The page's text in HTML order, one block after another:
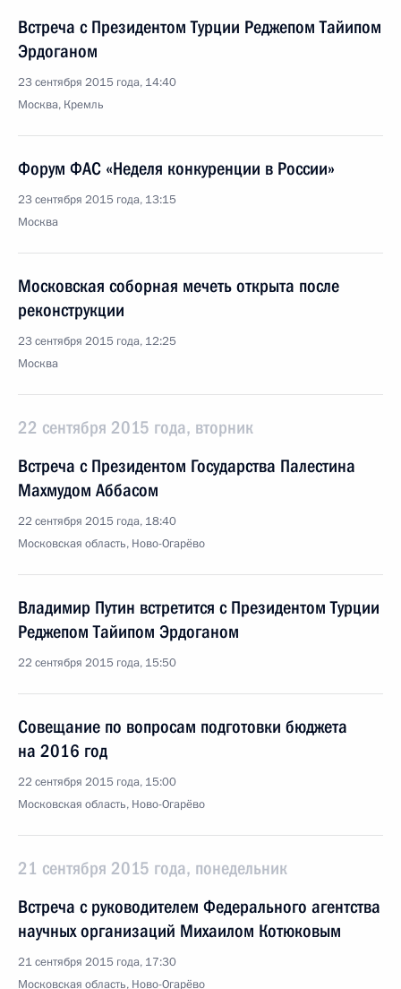
Встреча с Президентом Турции Реджепом Тайипом
Эрдоганом
23 сентября 2015 года, 14:40
Москва, Кремль
Форум ФАС «Неделя конкуренции в России»
23 сентября 2015 года, 13:15
Москва
Московская соборная мечеть открыта после
реконструкции
23 сентября 2015 года, 12:25
Москва
22 сентября 2015 года, вторник
Встреча с Президентом Государства Палестина
Махмудом Аббасом
22 сентября 2015 года, 18:40
Московская область, Ново-Огарёво
Владимир Путин встретится с Президентом Турции
Реджепом Тайипом Эрдоганом
22 сентября 2015 года, 15:50
Совещание по вопросам подготовки бюджета
на 2016 год
22 сентября 2015 года, 15:00
Московская область, Ново-Огарёво
21 сентября 2015 года, понедельник
Встреча с руководителем Федерального агентства
научных организаций Михаилом Котюковым
21 сентября 2015 года, 17:30
Московская область, Ново-Огарёво